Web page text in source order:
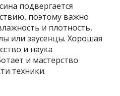
подвергается
поэтому важно
и плотность,
или заусенцы. Хорошая
и наука
и мастерство
техники.